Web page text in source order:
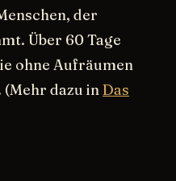
der
Über 60 Tage
ohne Aufräumen
dazu inDas